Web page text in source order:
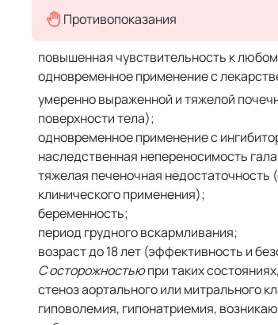
Противопоказания
повышенная чувствительность к
одновременное применение с
умеренно выраженной и тяжелой
поверхности тела);
одновременное применение с
наследственная непереносимость
тяжелая печеночная
клинического применения);
беременность;
период грудного вскармливания;
возраст до 18 лет (эффективность и
С осторожностьюпри таких
стеноз аортального или митрального
гиповолемия, гипонатриемия,